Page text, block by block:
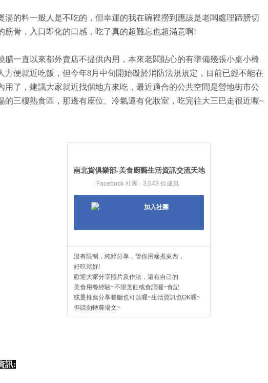
湯的料一般人是不吃的，但幸運的我在碗裡撈到應該是老闆處理蹄膀切
筋骨，入口即化的口感，吃了真的超難忘也超滿意啊!
腊一直以來都外賣店不提供內用，本來老闆貼心的有準備幾張小桌小椅
方便就近吃飯，但今年8月中旬開始礙於消防法規規定，目前已經不能在
用了，建議大家就近找個地方來吃，最近適合的公共空間是營地街市公
的三樓熟食區，那邊有座位、冷氣還有化妝室，吃完往大三巴走很近喔~
南北貨俱樂部-美食廚藝生活資訊交流天地
Facebook 社團 · 3,643 位成員
加入社團
沒有限制，純粹分享，管你用啥煮東西，
好吃就好!
歡迎大家分享照片及作法，還有自己的
美食用餐經驗~不限烹飪或食譜喔~食記
或是推薦分享餐廳也可以喔~生活資訊也OK喔~
但請勿轉農場文~
訊: